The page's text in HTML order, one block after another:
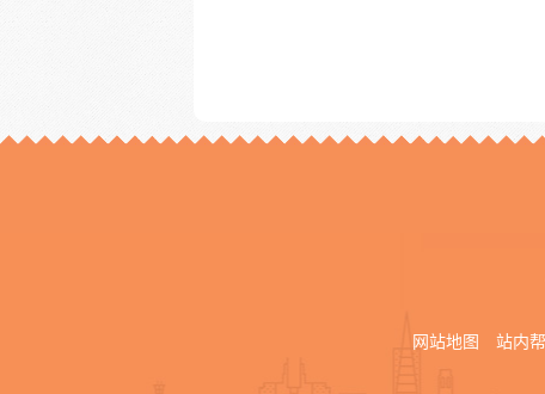
网站地图 站内